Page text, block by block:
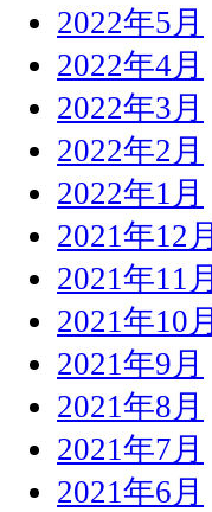
2022年5月
2022年4月
2022年3月
2022年2月
2022年1月
2021年12月
2021年11月
2021年10月
2021年9月
2021年8月
2021年7月
2021年6月